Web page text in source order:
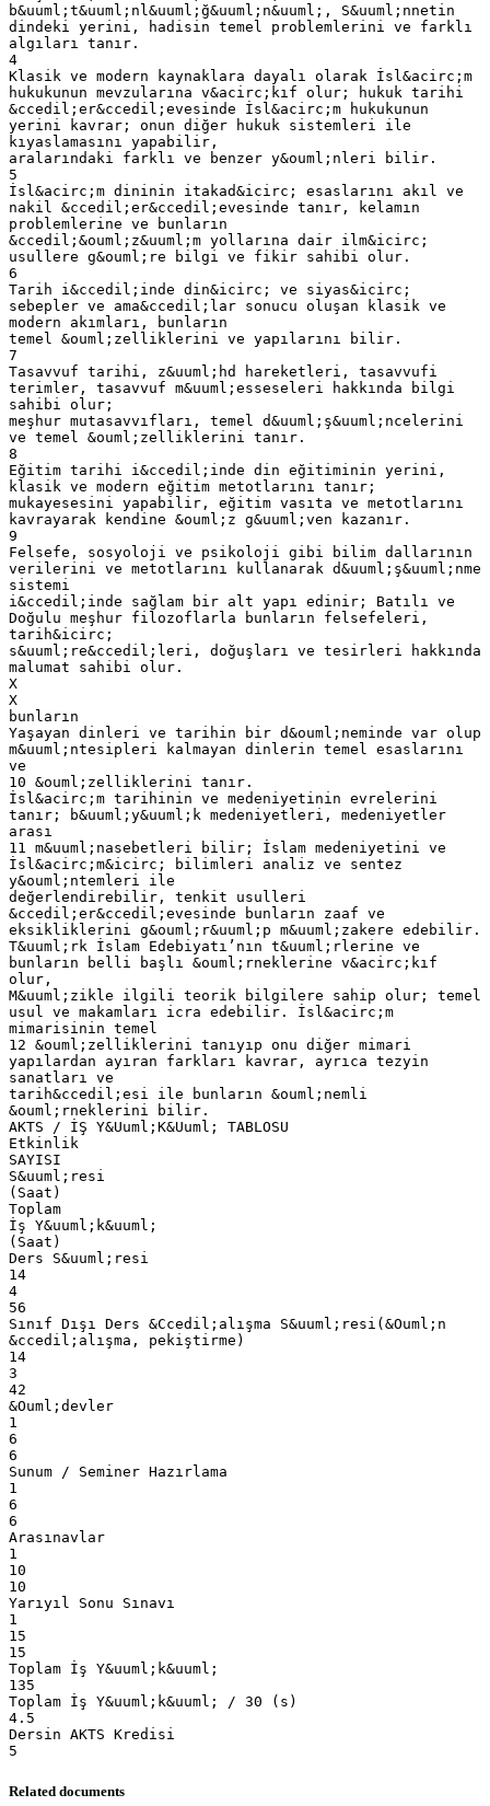
b&uuml;t&uuml;nl&uuml;ğ&uuml;n&uuml;, S&uuml;nnetin
dindeki yerini, hadisin temel problemlerini ve farklı
algıları tanır.
4
Klasik ve modern kaynaklara dayalı olarak İsl&acirc;m
hukukunun mevzularına v&acirc;kıf olur; hukuk tarihi
&ccedil;er&ccedil;evesinde İsl&acirc;m hukukunun
yerini kavrar; onun diğer hukuk sistemleri ile
kıyaslamasını yapabilir,
aralarındaki farklı ve benzer y&ouml;nleri bilir.
5
İsl&acirc;m dininin itakad&icirc; esaslarını akıl ve
nakil &ccedil;er&ccedil;evesinde tanır, kelamın
problemlerine ve bunların
&ccedil;&ouml;z&uuml;m yollarına dair ilm&icirc;
usullere g&ouml;re bilgi ve fikir sahibi olur.
6
Tarih i&ccedil;inde din&icirc; ve siyas&icirc;
sebepler ve ama&ccedil;lar sonucu oluşan klasik ve
modern akımları, bunların
temel &ouml;zelliklerini ve yapılarını bilir.
7
Tasavvuf tarihi, z&uuml;hd hareketleri, tasavvufi
terimler, tasavvuf m&uuml;esseseleri hakkında bilgi
sahibi olur;
meşhur mutasavvıfları, temel d&uuml;ş&uuml;ncelerini
ve temel &ouml;zelliklerini tanır.
8
Eğitim tarihi i&ccedil;inde din eğitiminin yerini,
klasik ve modern eğitim metotlarını tanır;
mukayesesini yapabilir, eğitim vasıta ve metotlarını
kavrayarak kendine &ouml;z g&uuml;ven kazanır.
9
Felsefe, sosyoloji ve psikoloji gibi bilim dallarının
verilerini ve metotlarını kullanarak d&uuml;ş&uuml;nme
sistemi
i&ccedil;inde sağlam bir alt yapı edinir; Batılı ve
Doğulu meşhur filozoflarla bunların felsefeleri,
tarih&icirc;
s&uuml;re&ccedil;leri, doğuşları ve tesirleri hakkında
malumat sahibi olur.
X
X
bunların
Yaşayan dinleri ve tarihin bir d&ouml;neminde var olup
m&uuml;ntesipleri kalmayan dinlerin temel esaslarını
ve
10 &ouml;zelliklerini tanır.
İsl&acirc;m tarihinin ve medeniyetinin evrelerini
tanır; b&uuml;y&uuml;k medeniyetleri, medeniyetler
arası
11 m&uuml;nasebetleri bilir; İslam medeniyetini ve
İsl&acirc;m&icirc; bilimleri analiz ve sentez
y&ouml;ntemleri ile
değerlendirebilir, tenkit usulleri
&ccedil;er&ccedil;evesinde bunların zaaf ve
eksikliklerini g&ouml;r&uuml;p m&uuml;zakere edebilir.
T&uuml;rk İslam Edebiyatı’nın t&uuml;rlerine ve
bunların belli başlı &ouml;rneklerine v&acirc;kıf
olur,
M&uuml;zikle ilgili teorik bilgilere sahip olur; temel
usul ve makamları icra edebilir. İsl&acirc;m
mimarisinin temel
12 &ouml;zelliklerini tanıyıp onu diğer mimari
yapılardan ayıran farkları kavrar, ayrıca tezyin
sanatları ve
tarih&ccedil;esi ile bunların &ouml;nemli
&ouml;rneklerini bilir.
AKTS / İŞ Y&Uuml;K&Uuml; TABLOSU
Etkinlik
SAYISI
S&uuml;resi
(Saat)
Toplam
İş Y&uuml;k&uuml;
(Saat)
Ders S&uuml;resi
14
4
56
Sınıf Dışı Ders &Ccedil;alışma S&uuml;resi(&Ouml;n
&ccedil;alışma, pekiştirme)
14
3
42
&Ouml;devler
1
6
6
Sunum / Seminer Hazırlama
1
6
6
Arasınavlar
1
10
10
Yarıyıl Sonu Sınavı
1
15
15
Toplam İş Y&uuml;k&uuml;
135
Toplam İş Y&uuml;k&uuml; / 30 (s)
4.5
Dersin AKTS Kredisi
Related documents